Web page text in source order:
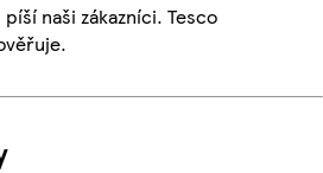
naši zákazníci. Tesco